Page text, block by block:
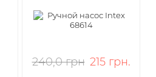
240,0 грн 215 грн.